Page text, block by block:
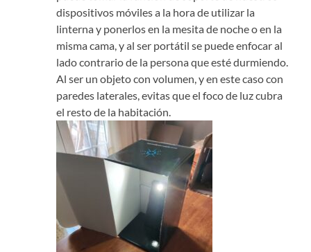
dispositivos móviles a la hora de utilizar la
linterna y ponerlos en la mesita de noche o en la
misma cama, y al ser portátil se puede enfocar al
lado contrario de la persona que esté durmiendo.
Al ser un objeto con volumen, y en este caso con
paredes laterales, evitas que el foco de luz cubra
el resto de la habitación.